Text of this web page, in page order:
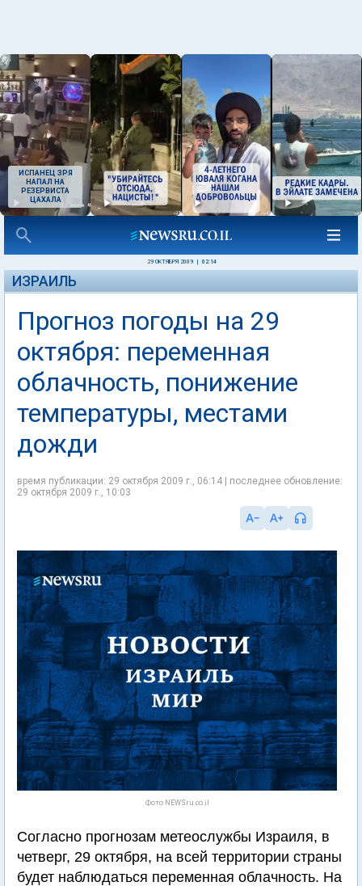
ИСПАНЕЦ ЗРЯ
НАПАЛ НА
РЕЗЕРВИСТА
ЦАХАЛА
29 ОКТЯБРЯ 2009 02:14
ИЗРАИЛЬ
Прогноз погоды на 29
октября: переменная
облачность, понижение
температуры, местами
дожди
время публикации: 29 октября 2009 г., 06:14 | последнее обновление:
29 октября 2009 г., 10:03
Фото NEWSru.co.il
Согласно прогнозам метеослужбы Израиля, в
четверг, 29 октября, на всей территории страны
будет наблюдаться переменная облачность. На